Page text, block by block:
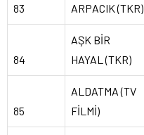
83
ARPACIK (TKR)
84
AŞK BİR
HAYAL (TKR)
85
ALDATMA (TV
FİLMİ)